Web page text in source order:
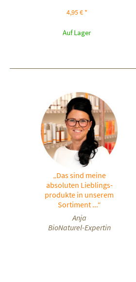
4,95 € *
Auf Lager
„Das sind meine
absoluten Lieblings-
produkte in unserem
Sortiment ...“
Anja
BioNaturel-Expertin